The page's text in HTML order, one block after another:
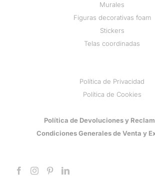
Murales
Figuras decorativas foam
Stickers
Telas coordinadas
Política de Privacidad
Política de Cookies
Política de Devoluciones y
Condiciones Generales de Venta y